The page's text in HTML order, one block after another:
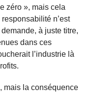
zéro », mais cela
n’est
à juste titre,
dans ces
l’industrie là
mais la conséquence